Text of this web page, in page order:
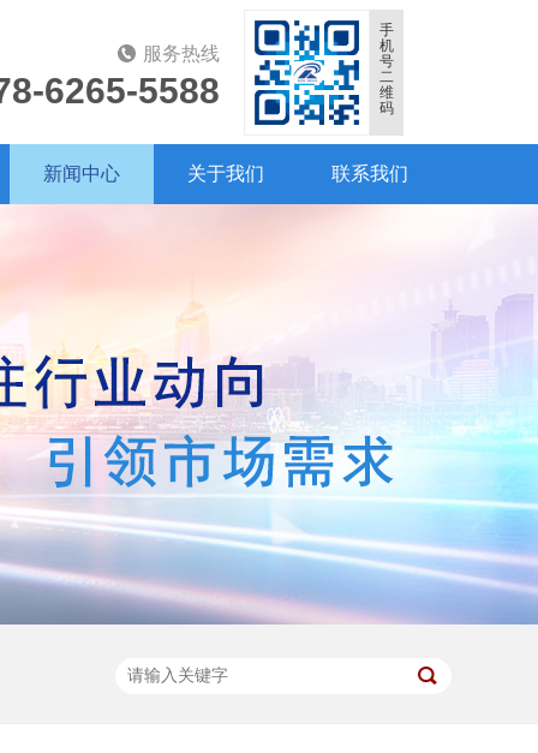
服务热线
6265-5588
手
机
号
二
维
码
新闻中心 关于我们 联系我们